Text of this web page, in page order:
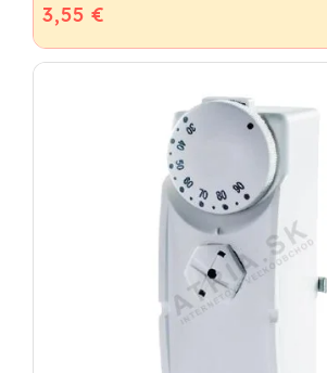
3,55 €